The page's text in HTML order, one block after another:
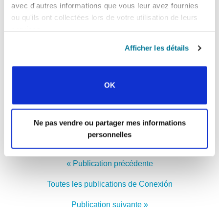
avec d'autres informations que vous leur avez fournies
ou qu'ils ont collectées lors de votre utilisation de leurs
Afficher les détails
OK
Ne pas vendre ou partager mes informations
personnelles
nous donne l’amour et l’espérance dans notre
implication avec les étudiants internationaux, et
MINISTÈRE PARMI LES
ÉTUDIANTS INTERNATIONAUX
Partager: FacebookWhatsApp LinkedInTeams
« Publication précédente
Toutes les publications de Conexión
Publication suivante »